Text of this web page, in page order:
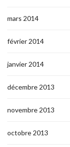
mars 2014
février 2014
janvier 2014
décembre 2013
novembre 2013
octobre 2013